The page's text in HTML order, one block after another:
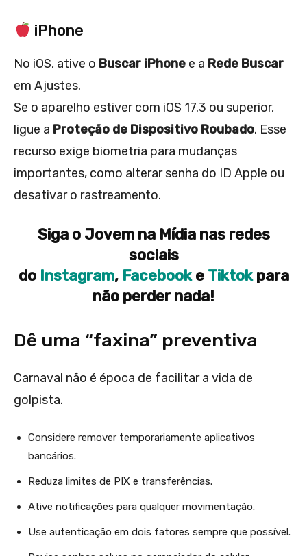
iPhone
No iOS, ative o Buscar iPhone e a Rede Buscar
em Ajustes.
Se o aparelho estiver com iOS 17.3 ou superior,
ligue a Proteção de Dispositivo Roubado. Esse
recurso exige biometria para mudanças
importantes, como alterar senha do ID Apple ou
desativar o rastreamento.
Siga o Jovem na Mídia nas redes
sociais
do Instagram, Facebooke Tiktokpara
não perder nada!
Dê uma “faxina” preventiva
Carnaval não é época de facilitar a vida de
golpista.
Considere remover temporariamente aplicativos
bancários.
Reduza limites de PIX e transferências.
Ative notificações para qualquer movimentação.
Use autenticação em dois fatores sempre que possível.